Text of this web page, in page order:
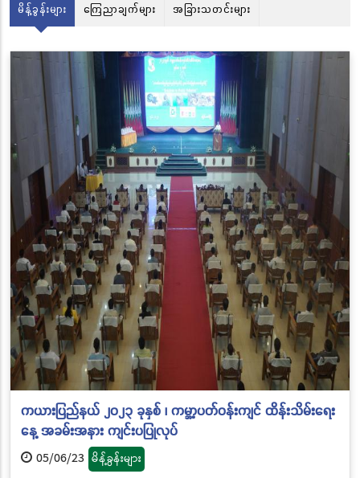
မိန့်ခွန်းများ ကြေညာချက်များ အခြားသတင်းများ
ကယားပြည်နယ် ၂၀၂၃ ခုနှစ် ၊ ကမ္ဘာ့ပတ်ဝန်းကျင် ထိန်းသိမ်းရေး
နေ့ အခမ်းအနား ကျင်းပပြုလုပ်
05/06/23 မိန့်ခွန်းများ